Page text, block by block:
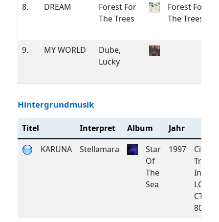
8. DREAM
Forest For
The Trees
Forest For
The Trees
9. MY WORLD
Dube,
Lucky
Hintergrundmusik
Titel Interpret Album
Jahr
KARUNA
Stellamara
Star
Of
The
Sea
1997
City of
Tribes
CTR
8016 2